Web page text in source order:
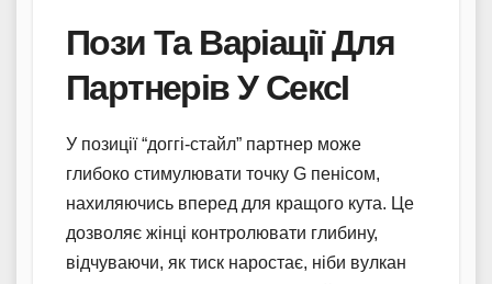
Пози Та Варіації Для
Партнерів У СексІ
У позиції “доггі-стайл” партнер може
глибоко стимулювати точку G пенісом,
нахиляючись вперед для кращого кута. Це
дозволяє жінці контролювати глибину,
відчуваючи, як тиск наростає, ніби вулкан